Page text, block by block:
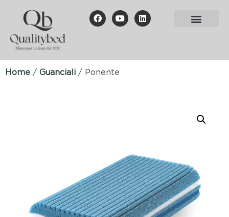
Home / Guanciali / Ponente